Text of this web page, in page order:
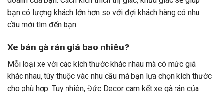
bạn có lượng khách lớn hơn so với đợi khách hàng có nhu
cầu mới tìm đến bạn.
Xe bán gà rán giá bao nhiêu?
Mỗi loại xe với các kích thước khác nhau mà có mức giá
khác nhau, tùy thuộc vào nhu cầu mà bạn lựa chọn kích thước
cho phù hợp. Tuy nhiên, Đức Decor cam kết xe gà rán của